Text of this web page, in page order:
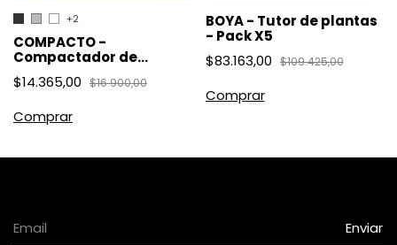
+2
COMPACTO -
Compactador de
plásticos - Pack X2
$14.365,00 $16.900,00
Comprar
BOYA - Tutor de plantas
- Pack X5
$83.163,00 $109.425,00